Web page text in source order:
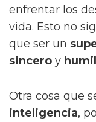
enfrentar los
vida. Esto no
que ser un
sincero y
Otra cosa que
inteligencia,